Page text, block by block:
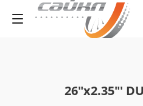
26"x2.35"'